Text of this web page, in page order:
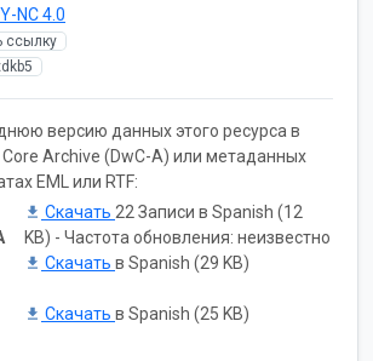
NC 4.0
ссылку
версию данных этого ресурса в
Archive (DwC-A) или метаданных
EML или RTF:
Скачать 22 Записи в Spanish (12
KB) - Частота обновления: неизвестно
Скачать в Spanish (29 KB)
Скачать в Spanish (25 KB)